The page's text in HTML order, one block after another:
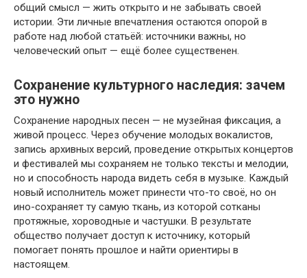
общий смысл — жить открыто и не забывать своей
истории. Эти личные впечатления остаются опорой в
работе над любой статьёй: источники важны, но
человеческий опыт — ещё более существенен.
Сохранение культурного наследия: зачем
это нужно
Сохранение народных песен — не музейная фиксация, а
живой процесс. Через обучение молодых вокалистов,
запись архивных версий, проведение открытых концертов
и фестивалей мы сохраняем не только тексты и мелодии,
но и способность народа видеть себя в музыке. Каждый
новый исполнитель может принести что-то своё, но он
ино-сохраняет ту самую ткань, из которой сотканы
протяжные, хороводные и частушки. В результате
общество получает доступ к источнику, который
помогает понять прошлое и найти ориентиры в
настоящем.